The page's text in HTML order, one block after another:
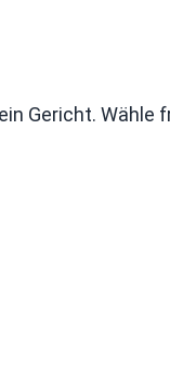
Gericht. Wähle